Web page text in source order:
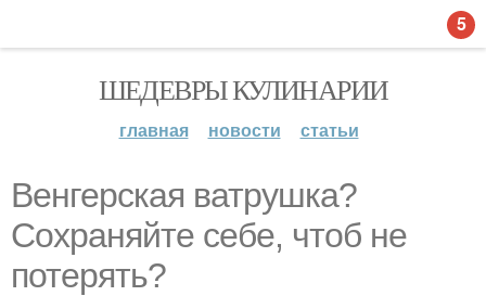
ШЕДЕВРЫ КУЛИНАРИИ
главная новости статьи
Венгерская ватрушка?
Сохраняйте себе, чтоб не
потерять?
5